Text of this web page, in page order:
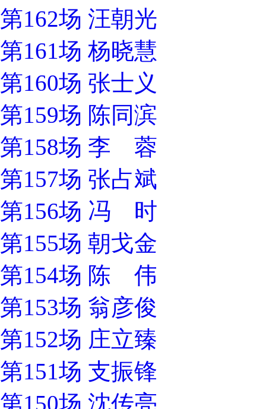
第162场 汪朝光
第161场 杨晓慧
第160场 张士义
第159场 陈同滨
第158场 李 蓉
第157场 张占斌
第156场 冯 时
第155场 朝戈金
第154场 陈 伟
第153场 翁彦俊
第152场 庄立臻
第151场 支振锋
第150场 沈传亮